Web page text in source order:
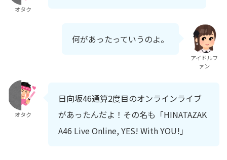
オタク
何があったっていうのよ。
アイドルフ
ァン
オタク
日向坂46通算2度目のオンラインライブ
があったんだよ！その名も「HINATAZAK
A46 Live Online, YES! With YOU!」